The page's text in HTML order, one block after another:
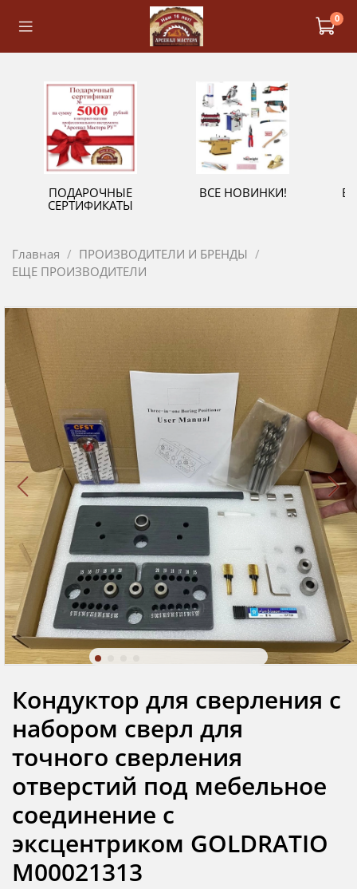
0
ПОДАРОЧНЫЕ
СЕРТИФИКАТЫ
ВСЕ НОВИНКИ!
Главная
ПРОИЗВОДИТЕЛИ И БРЕНДЫ
ЕЩЕ ПРОИЗВОДИТЕЛИ
Кондуктор для сверления с
набором сверл для
точного сверления
отверстий под мебельное
соединение с
эксцентриком GOLDRATIO
М00021313